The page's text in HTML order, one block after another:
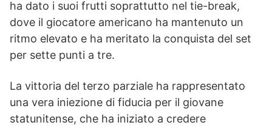
ha dato i suoi frutti soprattutto nel tie-break,
dove il giocatore americano ha mantenuto un
ritmo elevato e ha meritato la conquista del set
per sette punti a tre.
La vittoria del terzo parziale ha rappresentato
una vera iniezione di fiducia per il giovane
statunitense, che ha iniziato a credere